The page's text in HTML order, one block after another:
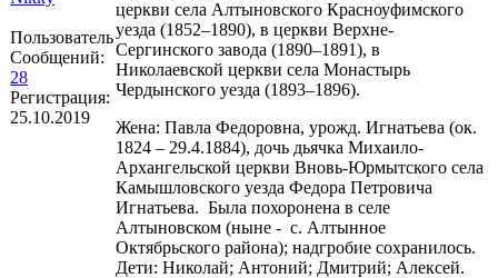
Пользователь
Сообщений:
28
Регистрация:
25.10.2019
церкви села Алтыновского Красноуфимского
уезда (1852–1890), в церкви Верхне-
Сергинского завода (1890–1891), в
Николаевской церкви села Монастырь
Чердынского уезда (1893–1896).
Жена: Павла Федоровна, урожд. Игнатьева (ок.
1824 – 29.4.1884), дочь дьячка Михаило-
Архангельской церкви Вновь-Юрмытского села
Камышловского уезда Федора Петровича
Игнатьева. Была похоронена в селе
Алтыновском (ныне - с. Алтынное
Октябрьского района); надгробие сохранилось.
Дети: Николай; Антоний; Дмитрий; Алексей.